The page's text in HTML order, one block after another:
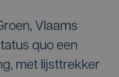
Vlaams
quo een
met lijsttrekker